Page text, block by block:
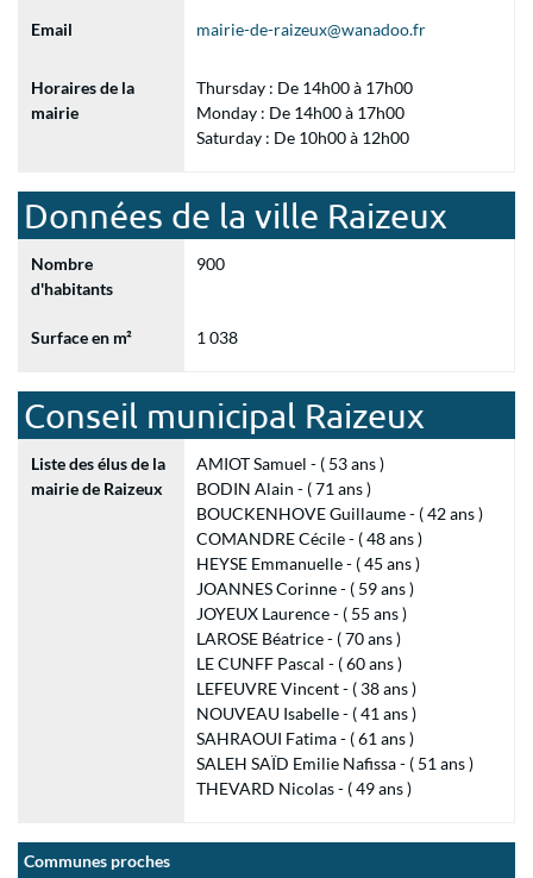
Email mairie-de-raizeux@wanadoo.fr
Horaires de la
mairie
Thursday : De 14h00 à 17h00
Monday : De 14h00 à 17h00
Saturday : De 10h00 à 12h00
Données de la ville Raizeux
Nombre
d'habitants
900
Surface en m² 1 038
Conseil municipal Raizeux
Liste des élus de la
mairie de Raizeux
AMIOT Samuel - ( 53 ans )
BODIN Alain - ( 71 ans )
BOUCKENHOVE Guillaume - ( 42 ans )
COMANDRE Cécile - ( 48 ans )
HEYSE Emmanuelle - ( 45 ans )
JOANNES Corinne - ( 59 ans )
JOYEUX Laurence - ( 55 ans )
LAROSE Béatrice - ( 70 ans )
LE CUNFF Pascal - ( 60 ans )
LEFEUVRE Vincent - ( 38 ans )
NOUVEAU Isabelle - ( 41 ans )
SAHRAOUI Fatima - ( 61 ans )
SALEH SAÏD Emilie Nafissa - ( 51 ans )
THEVARD Nicolas - ( 49 ans )
Communes proches